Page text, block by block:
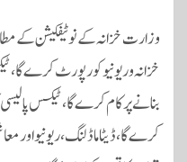
وزارت خزانہ کے نوٹیفکیشن کے
خزانہ وریونیو کو رپورٹ کرے گا،
بنانے پر کام کرے گا، ٹیکس
کرے گا، ڈیٹا ماڈلنگ، ریونیو اور